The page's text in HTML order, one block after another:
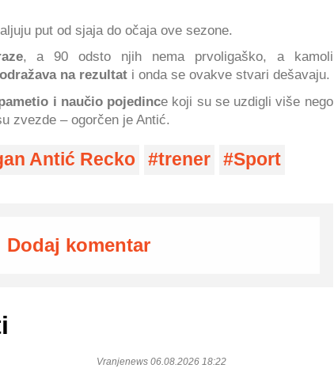
put od sjaja do očaja ove sezone.
, a 90 odsto njih nema prvoligaško, a kamoli
odražava na rezultat i onda se ovakve stvari dešavaju.
i naučio pojedince koji su se uzdigli više nego
zvezde – ogorčen je Antić.
Antić Recko trener Sport
Dodaj komentar
Vranjenews 06.08.2026 18:22